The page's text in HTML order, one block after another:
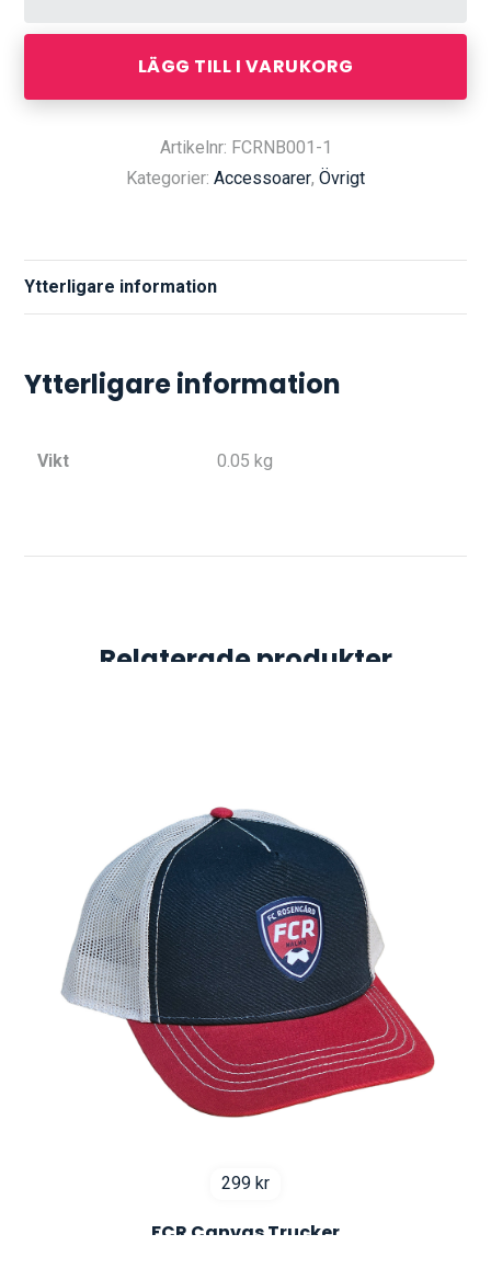
LÄGG TILL I VARUKORG
Artikelnr: FCRNB001-1
Kategorier: Accessoarer, Övrigt
Ytterligare information
Ytterligare information
Vikt 0.05 kg
Relaterade produkter
299 kr
FCR Canvas Trucker